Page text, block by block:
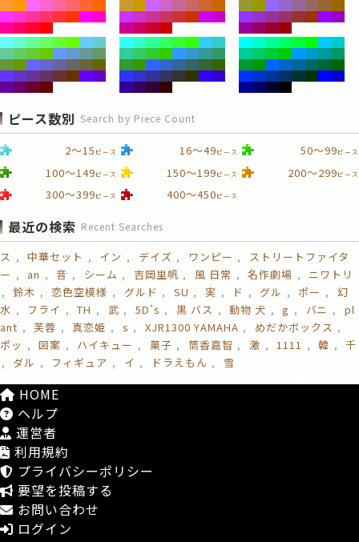
ピース数別 Search by Piece Count
2～15 ピース 16～49ピース 50～99ピース
100～149ピース 150～199ピース 200～299ピース
300～399ピース 400～450ピース
最近の検索 Recent Searches
ス 中華セット イン デイズ ワンピー
ストリートファイタ
ー
an 音 シーム 吉岡里帆 風 日常 名作劇場
ニワトリ
鈴木
恋色空模様 グルド SU 実 ド グル ポー
幻
水
フライ TH 武 5D’s 黒 バス 動物 犬 g バニ
pl
ant
芙蓉 真恋姫 s XJR1300 YAMAHA
めだかボックス
ポッ
図案 ハイキュー 菓子 筒香嘉智 激 1111 韓
千
ダル
フィギュア イ ドラえもん 雪
HOME
ヘルプ
運営者
利用規約
プライバシーポリシー
要望を投稿する
お問い合わせ
ログイン